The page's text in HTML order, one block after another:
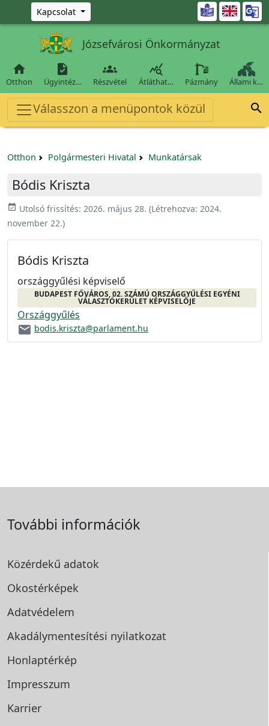
Ugrás a fő tartalomra
Kapcsolat 
Józsefvárosi Önkormányzat

Otthon

Ügyintéz…

Részvétel

Átláthat… Pázmány Állami k…
Válasszon a menüpontok közül 
Otthon Polgármesteri Hivatal Munkatársak
Bódis Kriszta
event_available Utolsó frissítés: 2026. május 28. (Létrehozva: 2024.
november 22.)
Bódis Kriszta
országgyűlési képviselő
BUDAPEST FŐVÁROS, 02. SZÁMÚ ORSZÁGGYŰLÉSI EGYÉNI
VÁLASZTÓKERÜLET KÉPVISELŐJE
Országgyűlés
email bodis.kriszta@parlament.hu
További információk
Közérdekű adatok
Okostérképek
Adatvédelem
Akadálymentesítési nyilatkozat
Honlaptérkép
Impresszum
Karrier